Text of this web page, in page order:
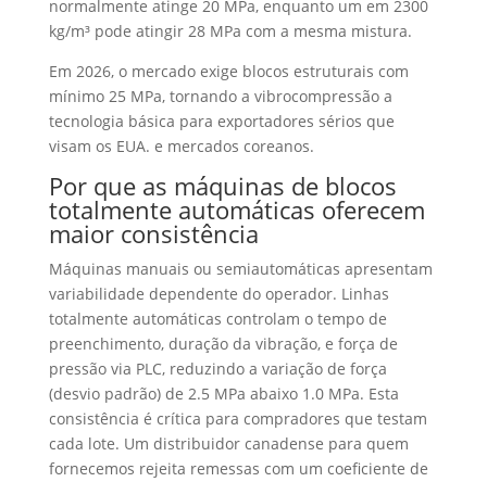
normalmente atinge 20 MPa, enquanto um em 2300
kg/m³ pode atingir 28 MPa com a mesma mistura.
Em 2026, o mercado exige blocos estruturais com
mínimo 25 MPa, tornando a vibrocompressão a
tecnologia básica para exportadores sérios que
visam os EUA. e mercados coreanos.
Por que as máquinas de blocos
totalmente automáticas oferecem
maior consistência
Máquinas manuais ou semiautomáticas apresentam
variabilidade dependente do operador. Linhas
totalmente automáticas controlam o tempo de
preenchimento, duração da vibração, e força de
pressão via PLC, reduzindo a variação de força
(desvio padrão) de 2.5 MPa abaixo 1.0 MPa. Esta
consistência é crítica para compradores que testam
cada lote. Um distribuidor canadense para quem
fornecemos rejeita remessas com um coeficiente de